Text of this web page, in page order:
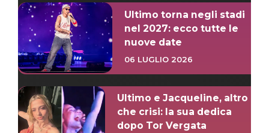
Ultimo torna negli stadi
nel 2027: ecco tutte le
nuove date
06 LUGLIO 2026
Ultimo e Jacqueline, altro
che crisi: la sua dedica
dopo Tor Vergata